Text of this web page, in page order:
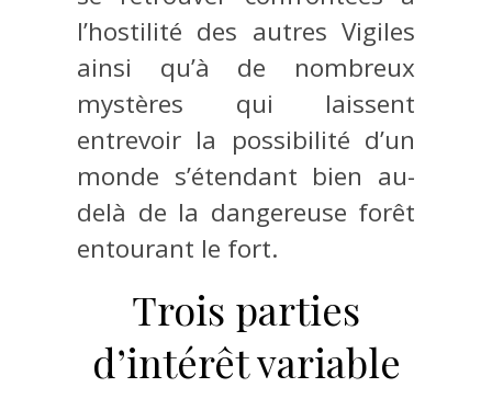
l’hostilité des autres Vigiles
ainsi qu’à de nombreux
mystères qui laissent
entrevoir la possibilité d’un
monde s’étendant bien au-
delà de la dangereuse forêt
entourant le fort.
Trois parties
d’intérêt variable